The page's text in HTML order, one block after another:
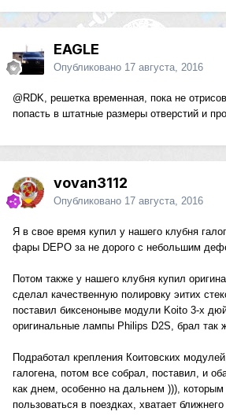
EAGLE
Опубликовано 17 августа, 2016
@RDK, решетка временная, пока не
попасть в штатные размеры отверстий и
vovan3112
Опубликовано 17 августа, 2016
Я в свое время купил у нашего клубня
фары DEPO за не дорого с небольшим
Потом также у нашего клубня купил
сделал качественную полировку эитих
поставил биксеноныве модули Koito 3-х
оригинальные лампы Philips D2S, брал так
Подработал крепления Коитовских
галогена, потом все собрал, поставил, и
как днем, особенно на дальнем ))), которым
пользоваться в поездках, хватает ближнего